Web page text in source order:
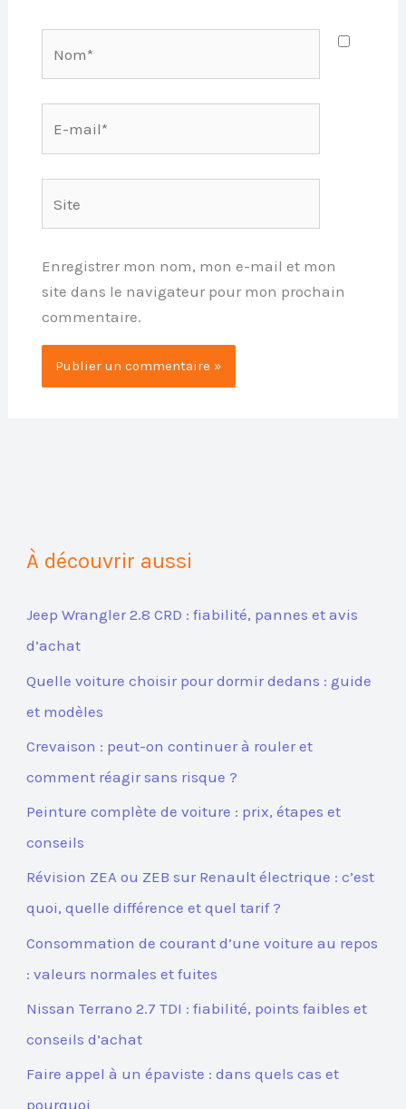
Enregistrer mon nom, mon e-mail et mon
site dans le navigateur pour mon prochain
commentaire.
À découvrir aussi
Jeep Wrangler 2.8 CRD : fiabilité, pannes et avis
d’achat
Quelle voiture choisir pour dormir dedans : guide
et modèles
Crevaison : peut-on continuer à rouler et
comment réagir sans risque ?
Peinture complète de voiture : prix, étapes et
conseils
Révision ZEA ou ZEB sur Renault électrique : c’est
quoi, quelle différence et quel tarif ?
Consommation de courant d’une voiture au repos
: valeurs normales et fuites
Nissan Terrano 2.7 TDI : fiabilité, points faibles et
conseils d’achat
Faire appel à un épaviste : dans quels cas et
pourquoi